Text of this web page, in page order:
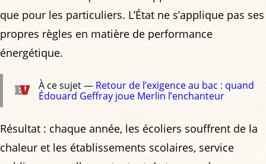
que pour les particuliers. L’État ne s’applique pas ses
propres règles en matière de performance
énergétique.
À ce sujet — Retour de l’exigence au bac : quand
Édouard Geffray joue Merlin l’enchanteur
Résultat : chaque année, les écoliers souffrent de la
chaleur et les établissements scolaires, service